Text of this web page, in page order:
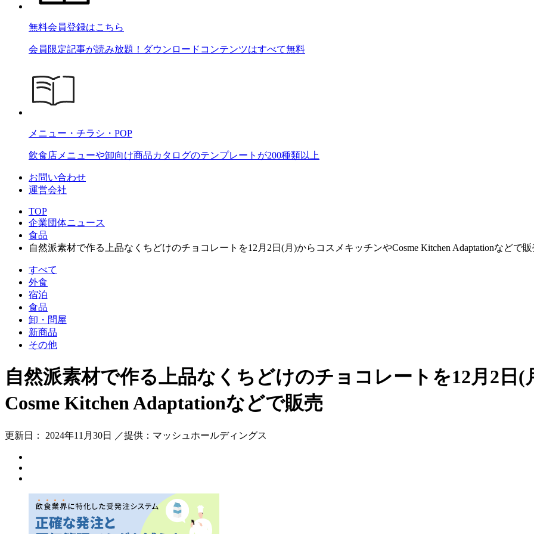
無料会員登録はこちら
会員限定記事が読み放題！ダウンロードコンテンツはすべて無料
メニュー・チラシ・POP
飲食店メニューや卸向け商品カタログのテンプレートが200種類以上
お問い合わせ
運営会社
TOP
企業団体ニュース
食品
自然派素材で作る上品なくちどけのチョコレートを12月2日(月)からコスメキッチンやCosme Kitchen Adaptationなどで
すべて
外食
宿泊
食品
卸・問屋
新商品
その他
自然派素材で作る上品なくちどけのチョコレートを12月2日
Cosme Kitchen Adaptationなどで販売
更新日： 2024年11月30日 ／提供：マッシュホールディングス